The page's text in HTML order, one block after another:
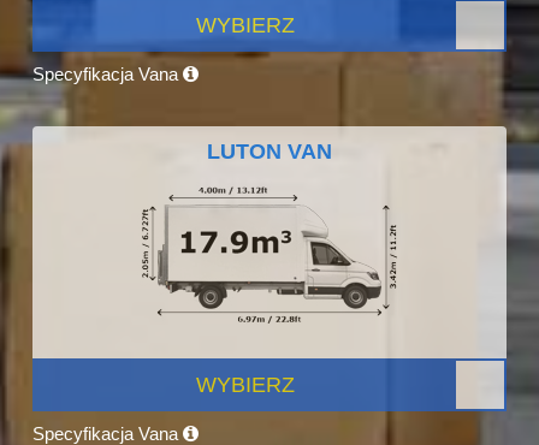
WYBIERZ
Specyfikacja Vana
LUTON VAN
WYBIERZ
Specyfikacja Vana